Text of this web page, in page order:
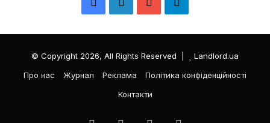
e
k
e
T
л
е
© Copyright 2026, All Rights Reserved |
Landlord.ua
Про нас
Журнал Реклама
Політика конфіденційності
Контакти